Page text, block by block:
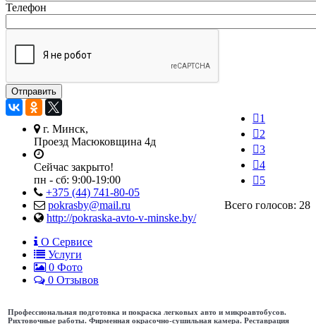
Телефон
1
2
3
4
5
Всего голосов: 28
г. Минск,
Проезд Масюковщина 4д
Сейчас закрыто!
пн - сб: 9:00-19:00
+375 (44) 741-80-05
pokrasby@mail.ru
http://pokraska-avto-v-minske.by/
О Сервисе
Услуги
0 Фото
0 Отзывов
Профессиональная подготовка и покраска легковых авто и микроавтобусов.
Рихтовочные работы. Фирменная окрасочно-сушильная камера. Реставрация